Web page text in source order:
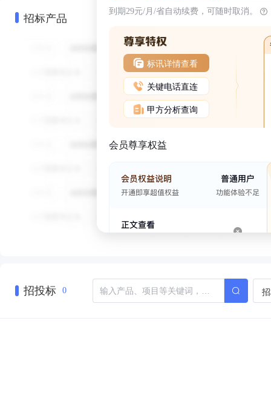
招标产品 到期29元/月/省自动续费，可随时取消。
标讯详情查看
关键电话直连
甲方分析查询
会员尊享权益
招投标 0